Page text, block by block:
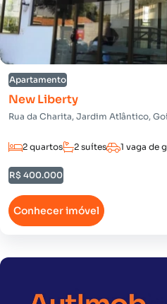
Apartamento
New Liberty
Rua da Charita, Jardim Atlântico,
2 quartos 2 suítes 1 vaga de
R$ 400.000
Conhecer imóvel